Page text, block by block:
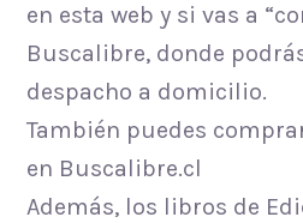
en esta web y si vas a
Buscalibre, donde
despacho a domicilio.
También puedes
en Buscalibre.cl
Además, los libros de